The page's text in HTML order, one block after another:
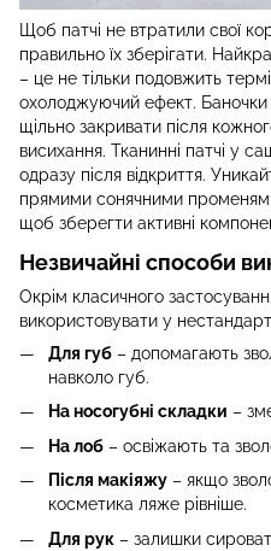
Щоб патчі не втратили свої
правильно їх зберігати.
– це не тільки подовжить
охолоджуючий ефект. Баночки
щільно закривати після
висихання. Тканинні патчі у
одразу після відкриття.
прямими сонячними
щоб зберегти активні
Незвичайні способи
Окрім класичного
використовувати у
Для губ – допомагають
навколо губ.
На носогубні складки –
На лоб – освіжають та
Після макіяжу – якщо
косметика ляже рівніше.
Для рук – залишки